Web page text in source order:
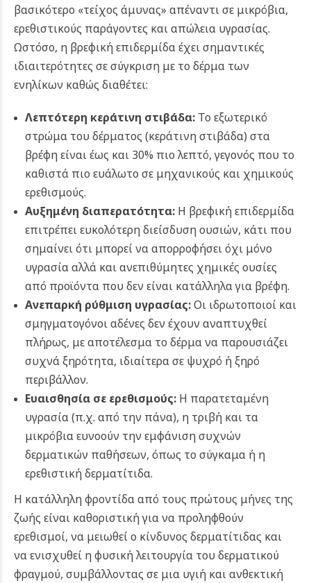
βασικότερο «τείχος άμυνας» απέναντι σε μικρόβια,
ερεθιστικούς παράγοντες και απώλεια υγρασίας.
Ωστόσο, η βρεφική επιδερμίδα έχει σημαντικές
ιδιαιτερότητες σε σύγκριση με το δέρμα των
ενηλίκων καθώς διαθέτει:
Λεπτότερη κεράτινη στιβάδα:Το εξωτερικό
στρώμα του δέρματος (κεράτινη στιβάδα) στα
βρέφη είναι έως και 30% πιο λεπτό, γεγονός που το
καθιστά πιο ευάλωτο σε μηχανικούς και χημικούς
ερεθισμούς.
Αυξημένη διαπερατότητα:Η βρεφική επιδερμίδα
επιτρέπει ευκολότερη διείσδυση ουσιών, κάτι που
σημαίνει ότι μπορεί να απορροφήσει όχι μόνο
υγρασία αλλά και ανεπιθύμητες χημικές ουσίες
από προϊόντα που δεν είναι κατάλληλα για βρέφη.
Ανεπαρκή ρύθμιση υγρασίας:Οι ιδρωτοποιοί και
σμηγματογόνοι αδένες δεν έχουν αναπτυχθεί
πλήρως, με αποτέλεσμα το δέρμα να παρουσιάζει
συχνά ξηρότητα, ιδιαίτερα σε ψυχρό ή ξηρό
περιβάλλον.
Ευαισθησία σε ερεθισμούς:Η παρατεταμένη
υγρασία (π.χ. από την πάνα), η τριβή και τα
μικρόβια ευνοούν την εμφάνιση συχνών
δερματικών παθήσεων, όπως το σύγκαμα ή η
ερεθιστική δερματίτιδα.
Η κατάλληλη φροντίδα από τους πρώτους μήνες της
ζωής είναι καθοριστική για να προληφθούν
ερεθισμοί, να μειωθεί ο κίνδυνος δερματίτιδας και
να ενισχυθεί η φυσική λειτουργία του δερματικού
φραγμού, συμβάλλοντας σε μια υγιή και ανθεκτική